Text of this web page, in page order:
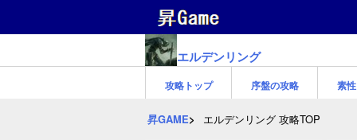
エルデンリング
攻略トップ 序盤の攻略 素
昇GAME エルデンリング 攻略TOP